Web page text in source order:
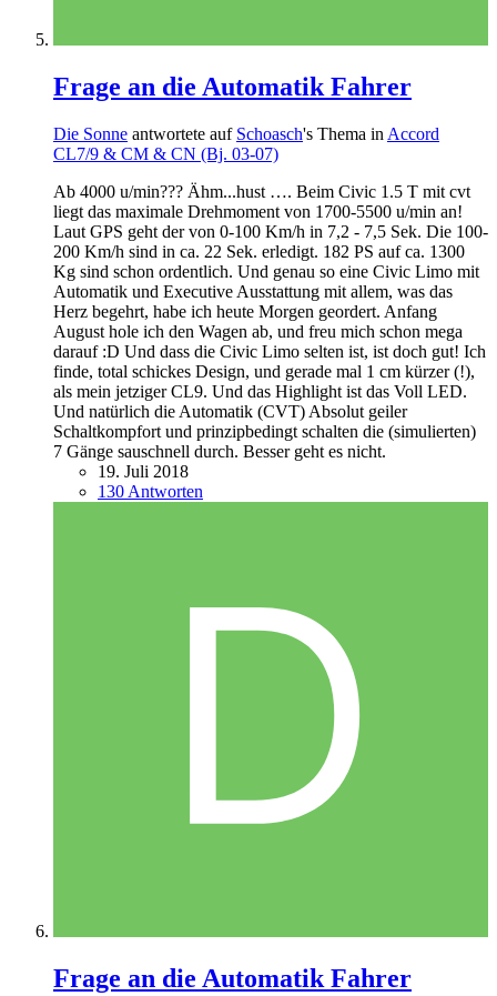
Frage an die Automatik Fahrer
Die Sonne antwortete auf Schoasch's Thema in Accord
CL7/9 & CM & CN (Bj. 03-07)
Ab 4000 u/min??? Ähm...hust …. Beim Civic 1.5 T mit cvt
liegt das maximale Drehmoment von 1700-5500 u/min an!
Laut GPS geht der von 0-100 Km/h in 7,2 - 7,5 Sek. Die 100-
200 Km/h sind in ca. 22 Sek. erledigt. 182 PS auf ca. 1300
Kg sind schon ordentlich. Und genau so eine Civic Limo mit
Automatik und Executive Ausstattung mit allem, was das
Herz begehrt, habe ich heute Morgen geordert. Anfang
August hole ich den Wagen ab, und freu mich schon mega
darauf :D Und dass die Civic Limo selten ist, ist doch gut! Ich
finde, total schickes Design, und gerade mal 1 cm kürzer (!),
als mein jetziger CL9. Und das Highlight ist das Voll LED.
Und natürlich die Automatik (CVT) Absolut geiler
Schaltkompfort und prinzipbedingt schalten die (simulierten)
7 Gänge sauschnell durch. Besser geht es nicht.
19. Juli 2018
130 Antworten
Frage an die Automatik Fahrer